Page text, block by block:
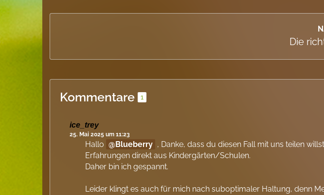
Die
Kommentare 1
ice_trey
25. Mai 2025 um 11:23
Hallo Blueberry , Danke, dass du diesen Fall mit uns teilen
Erfahrungen direkt aus Kindergärten/Schulen.
Daher bin ich gespannt.
Leider klingt es auch für mich nach suboptimaler Haltung, denn